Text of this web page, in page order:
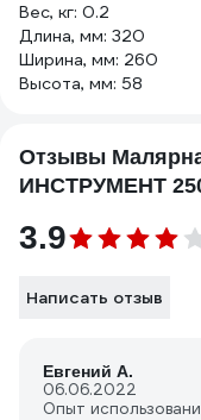
Вес, кг: 0.2
Длина, мм: 320
Ширина, мм: 260
Высота, мм: 58
Отзывы
ИНСТРУМЕНТ
3.9
Написать отзыв
Евгений А.
06.06.2022
Опыт